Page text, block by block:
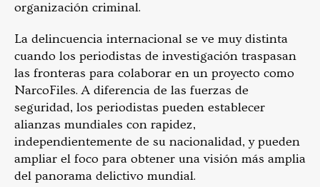
organización criminal.
La delincuencia internacional se ve muy distinta
cuando los periodistas de investigación traspasan
las fronteras para colaborar en un proyecto como
NarcoFiles. A diferencia de las fuerzas de
seguridad, los periodistas pueden establecer
alianzas mundiales con rapidez,
independientemente de su nacionalidad, y pueden
ampliar el foco para obtener una visión más amplia
del panorama delictivo mundial.